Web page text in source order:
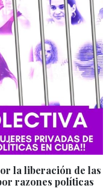
la liberación de las
razones políticas